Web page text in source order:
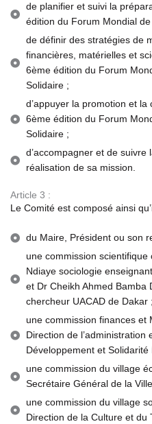
de planifier et suivi la
édition du Forum Mondial
de définir des stratégies de
financières, matérielles et
6ème édition du Forum
Solidaire ;
d’appuyer la promotion et
6ème édition du Forum
Solidaire ;
d’accompagner et de
réalisation de sa mission.
Article 3 :
Le Comité est composé ainsi
du Maire, Président ou son
une commission
Ndiaye sociologie
et Dr Cheikh Ahmed Bamba
chercheur UACAD de Dakar ;
une commission finances et
Direction de
Développement et
une commission du village
Secrétaire Général de la
une commission du village
Direction de la Culture et du